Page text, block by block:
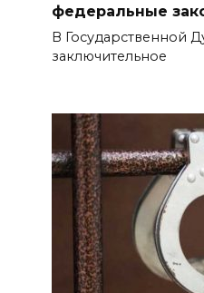
федеральные
В Государственной
заключительное